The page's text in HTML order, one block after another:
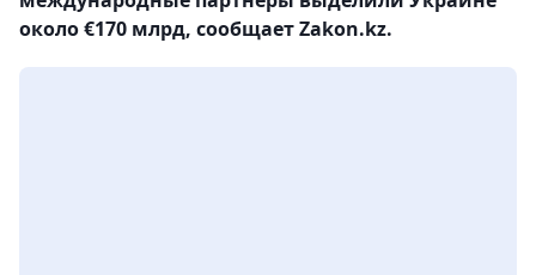
около €170 млрд, сообщает Zakon.kz.